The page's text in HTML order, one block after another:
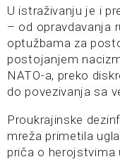
U istraživanju je i
– od opravdavanja
optužbama za
postojanjem
NATO-a, preko
do povezivanja sa
Proukrajinske
mreža primetila
priča o herojstvima